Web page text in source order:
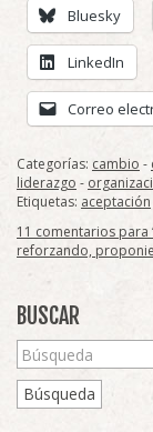
Bluesky
LinkedIn
Correo
Categorías: cambio -
liderazgo -
Etiquetas: aceptación
11 comentarios para
reforzando,
BUSCAR
Búsqueda